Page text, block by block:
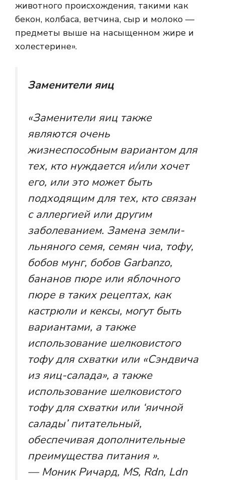
животного происхождения, такими как
бекон, колбаса, ветчина, сыр и молоко —
предметы выше на насыщенном жире и
холестерине».
Заменители яиц
«Заменители яиц также
являются очень
жизнеспособным вариантом для
тех, кто нуждается и/или хочет
его, или это может быть
подходящим для тех, кто связан
с аллергией или другим
заболеванием. Замена земли-
льняного семя, семян чиа, тофу,
бобов мунг, бобов Garbanzo,
бананов пюре или яблочного
пюре в таких рецептах, как
кастрюли и кексы, могут быть
вариантами, а также
использование шелковистого
тофу для схватки или «Сэндвича
из яиц-салада», а также
использование шелковистого
тофу для схватки или ‘яичной
салады’ питательный,
обеспечивая дополнительные
преимущества питания ».
— Моник Ричард, MS, Rdn, Ldn